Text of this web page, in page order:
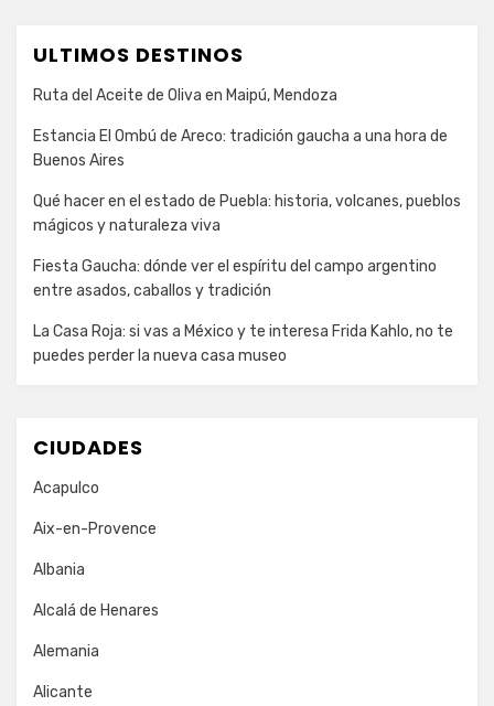
ULTIMOS DESTINOS
Ruta del Aceite de Oliva en Maipú, Mendoza
Estancia El Ombú de Areco: tradición gaucha a una hora de
Buenos Aires
Qué hacer en el estado de Puebla: historia, volcanes, pueblos
mágicos y naturaleza viva
Fiesta Gaucha: dónde ver el espíritu del campo argentino
entre asados, caballos y tradición
La Casa Roja: si vas a México y te interesa Frida Kahlo, no te
puedes perder la nueva casa museo
CIUDADES
Acapulco
Aix-en-Provence
Albania
Alcalá de Henares
Alemania
Alicante